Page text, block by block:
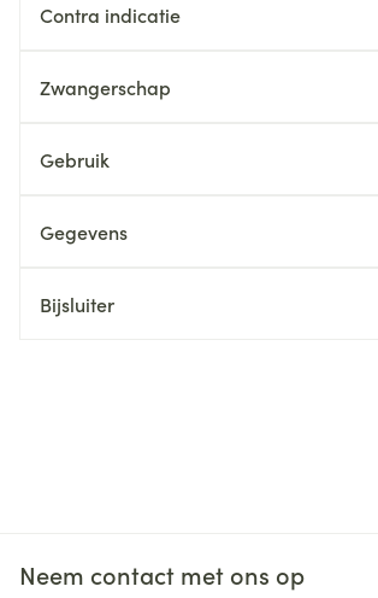
Contra indicatie
Zwangerschap
Gebruik
Gegevens
Bijsluiter
Neem contact met ons op